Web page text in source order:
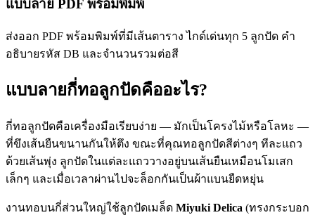
แบบลาย PDF พร้อมพิมพ์
ส่งออก PDF พร้อมพิมพ์ที่มีเส้นตาราง ไกด์เด่นทุก 5 ลูกปัด คำ
อธิบายรหัส DB และจำนวนรวมต่อสี
แบบลายกี่ทอลูกปัดคืออะไร?
กี่ทอลูกปัดคือเครื่องมือเรียบง่าย — มักเป็นโครงไม้หรือโลหะ —
ที่ขึงเส้นยืนขนานกันให้ตึง ขณะที่คุณทอลูกปัดสีต่างๆ ทีละแถว
ด้วยเส้นพุ่ง ลูกปัดในแต่ละแถววางอยู่บนเส้นยืนเหมือนโมเสก
เล็กๆ และเมื่อเวลาผ่านไปจะล็อกกันเป็นผ้าแบนยืดหยุ่น
งานทอบนกี่ส่วนใหญ่ใช้ลูกปัดเมล็ด Miyuki Delica (ทรงกระบอก